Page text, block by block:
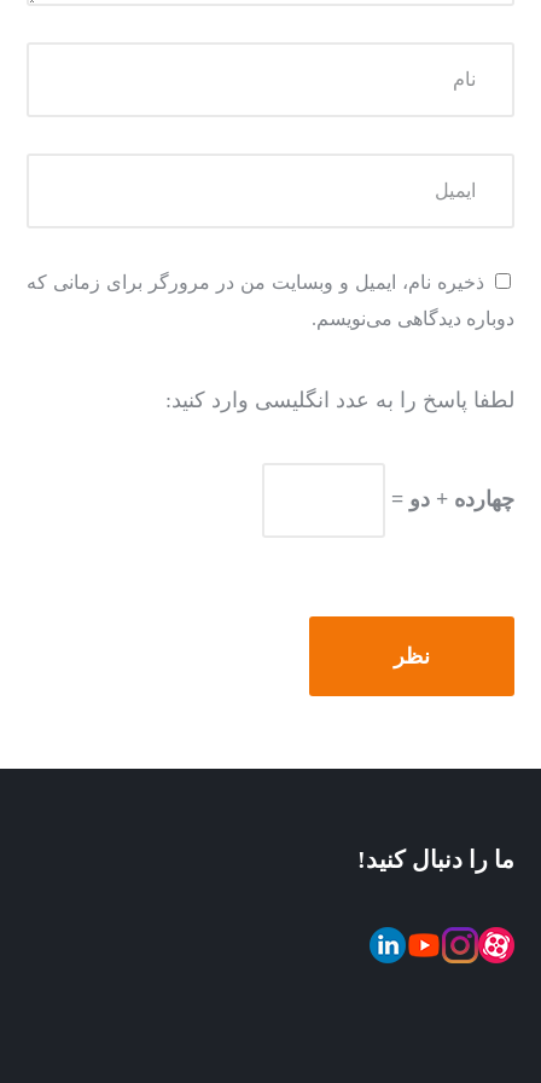
ذخیره نام، ایمیل و وبسایت من در مرورگر برای زمانی که
دوباره دیدگاهی می‌نویسم.
لطفا پاسخ را به عدد انگلیسی وارد کنید:
چهارده + دو =
ما را دنبال کنید!